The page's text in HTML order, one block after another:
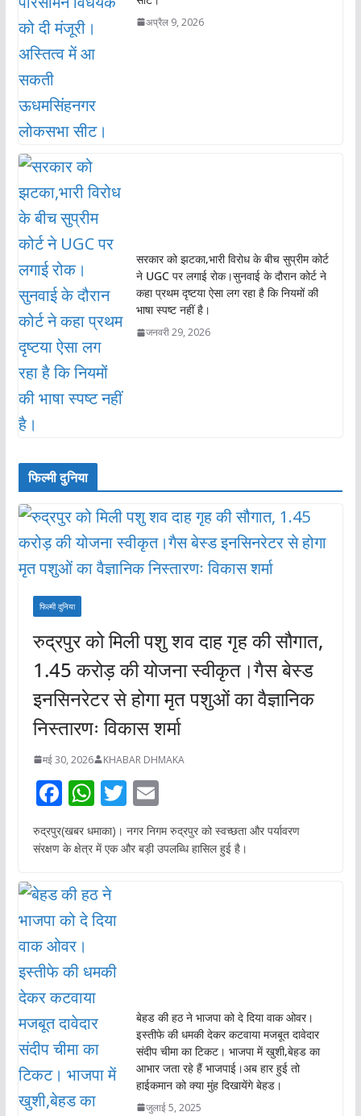
अप्रैल 9, 2026
सरकार को झटका,भारी विरोध के बीच सुप्रीम कोर्ट
ने UGC पर लगाई रोक।सुनवाई के दौरान कोर्ट ने
कहा प्रथम दृष्टया ऐसा लग रहा है कि नियमों की
भाषा स्पष्ट नहीं है।
जनवरी 29, 2026
फिल्मी दुनिया
फिल्मी दुनिया
रुद्रपुर को मिली पशु शव दाह गृह की सौगात,
1.45 करोड़ की योजना स्वीकृत।गैस बेस्ड
इनसिनरेटर से होगा मृत पशुओं का वैज्ञानिक
निस्तारणः विकास शर्मा
मई 30, 2026 KHABAR DHMAKA
F
ac
e
o
o
k
W
h
at
A
p
T
w
itt
E
m
ai
रुद्रपुर(खबर धमाका)। नगर निगम रुद्रपुर को स्वच्छता और पर्यावरण
संरक्षण के क्षेत्र में एक और बड़ी उपलब्धि हासिल हुई है।
बेहड की हठ ने भाजपा को दे दिया वाक ओवर।
इस्तीफे की धमकी देकर कटवाया मजबूत दावेदार
संदीप चीमा का टिकट। भाजपा में खुशी,बेहड का
आभार जता रहे हैं भाजपाई।अब हार हुई तो
हाईकमान को क्या मुंह दिखायेंगे बेहड।
जुलाई 5, 2025